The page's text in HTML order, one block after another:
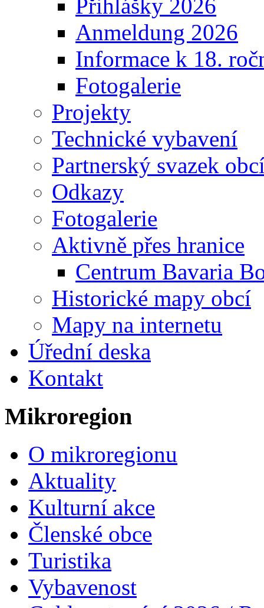
Přihlášky 2026
Anmeldung 2026
Informace k 18.
Fotogalerie
Projekty
Technické vybavení
Partnerský svazek
Odkazy
Fotogalerie
Aktivně přes hranice
Centrum Bavaria
Historické mapy obcí
Mapy na internetu
Úřední deska
Kontakt
Mikroregion
O mikroregionu
Aktuality
Kulturní akce
Členské obce
Turistika
Vybavenost